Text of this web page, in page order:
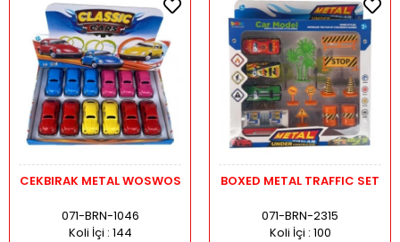
CEKBIRAK METAL WOSWOS
071-BRN-1046
Koli İçi : 144
BOXED METAL TRAFFIC SET
071-BRN-2315
Koli İçi : 100